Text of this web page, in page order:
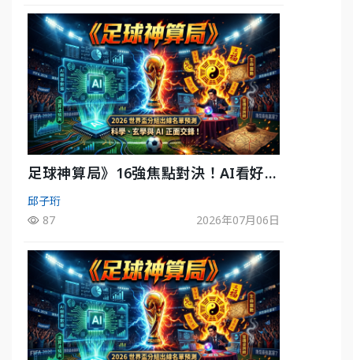
足球神算局》16強焦點對決！AI看好巴
西晉級、數據派力挺挪威
邱子珩
87
2026年07月06日